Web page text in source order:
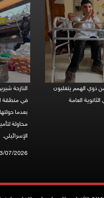
ذوي الهمم يتغلبون
العامة
النازحة
في منطقة
بعدما
محاولة
الإسرائيلي.
23/07/2026